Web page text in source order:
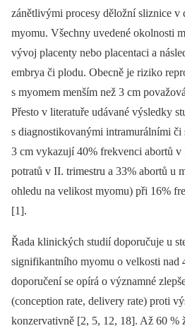
zánětlivými procesy děložní sliznice v
myomu. Všechny uvedené okolnosti
vývoj placenty nebo placentaci a
embrya či plodu. Obecně je riziko
s myomem menším než 3 cm
Přesto v literatuře udávané výsledky
s diagnostikovanými intramurálními
3 cm vykazují 40% frekvenci abortů
potratů v II. trimestru a 33% abortů u
ohledu na velikost myomu) při 16%
[1].
Řada klinických studií doporučuje u
signifikantního myomu o velkosti nad
doporučení se opírá o významné
(conception rate, delivery rate) proti
konzervativně [2, 5, 12, 18]. Až 60 %